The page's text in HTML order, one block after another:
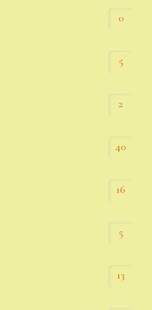
0
5
2
40
16
5
13